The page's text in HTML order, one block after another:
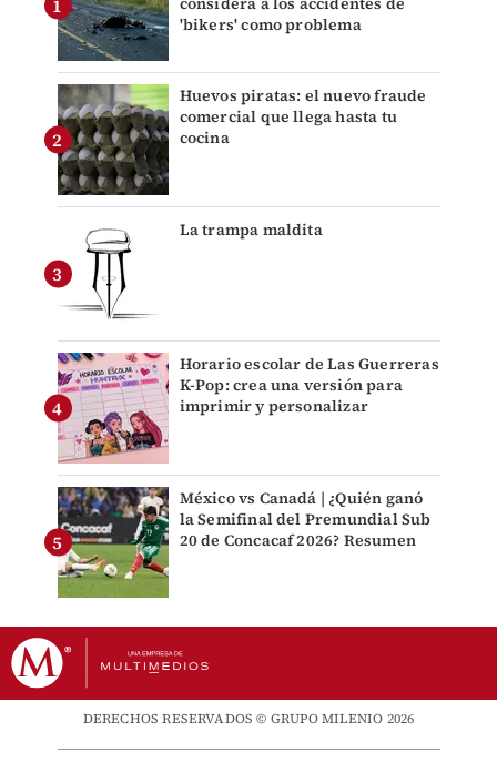
'bikers' como problema
Huevos piratas: el nuevo fraude
comercial que llega hasta tu
cocina
La trampa maldita
Horario escolar de Las Guerreras
K-Pop: crea una versión para
imprimir y personalizar
México vs Canadá | ¿Quién ganó
la Semifinal del Premundial Sub
20 de Concacaf 2026? Resumen
DERECHOS RESERVADOS © GRUPO MILENIO 2026